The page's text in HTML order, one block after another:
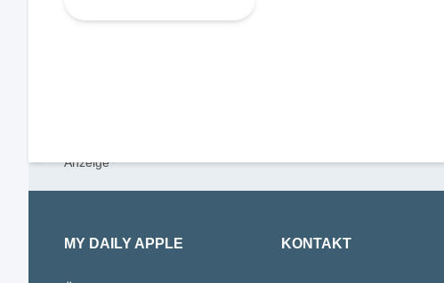
MY DAILY APPLE KONTAKT